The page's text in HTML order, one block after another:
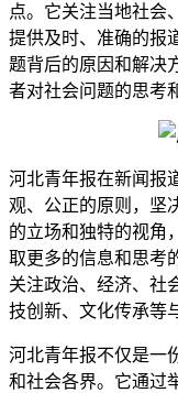
点。它关注当地社会
提供及时、准确的报
题背后的原因和解决
者对社会问题的思考
河北青年报在新闻报
观、公正的原则，坚
的立场和独特的视角
取更多的信息和思考
关注政治、经济、社
技创新、文化传承等
河北青年报不仅是一
和社会各界。它通过